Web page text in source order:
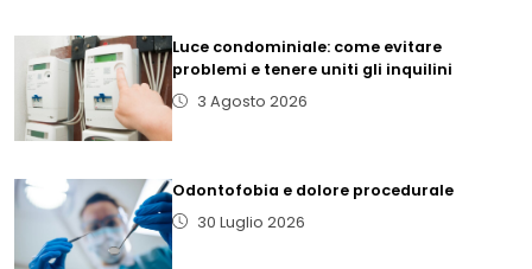
Luce condominiale: come evitare
problemi e tenere uniti gli inquilini
3 Agosto 2026
Odontofobia e dolore procedurale
30 Luglio 2026